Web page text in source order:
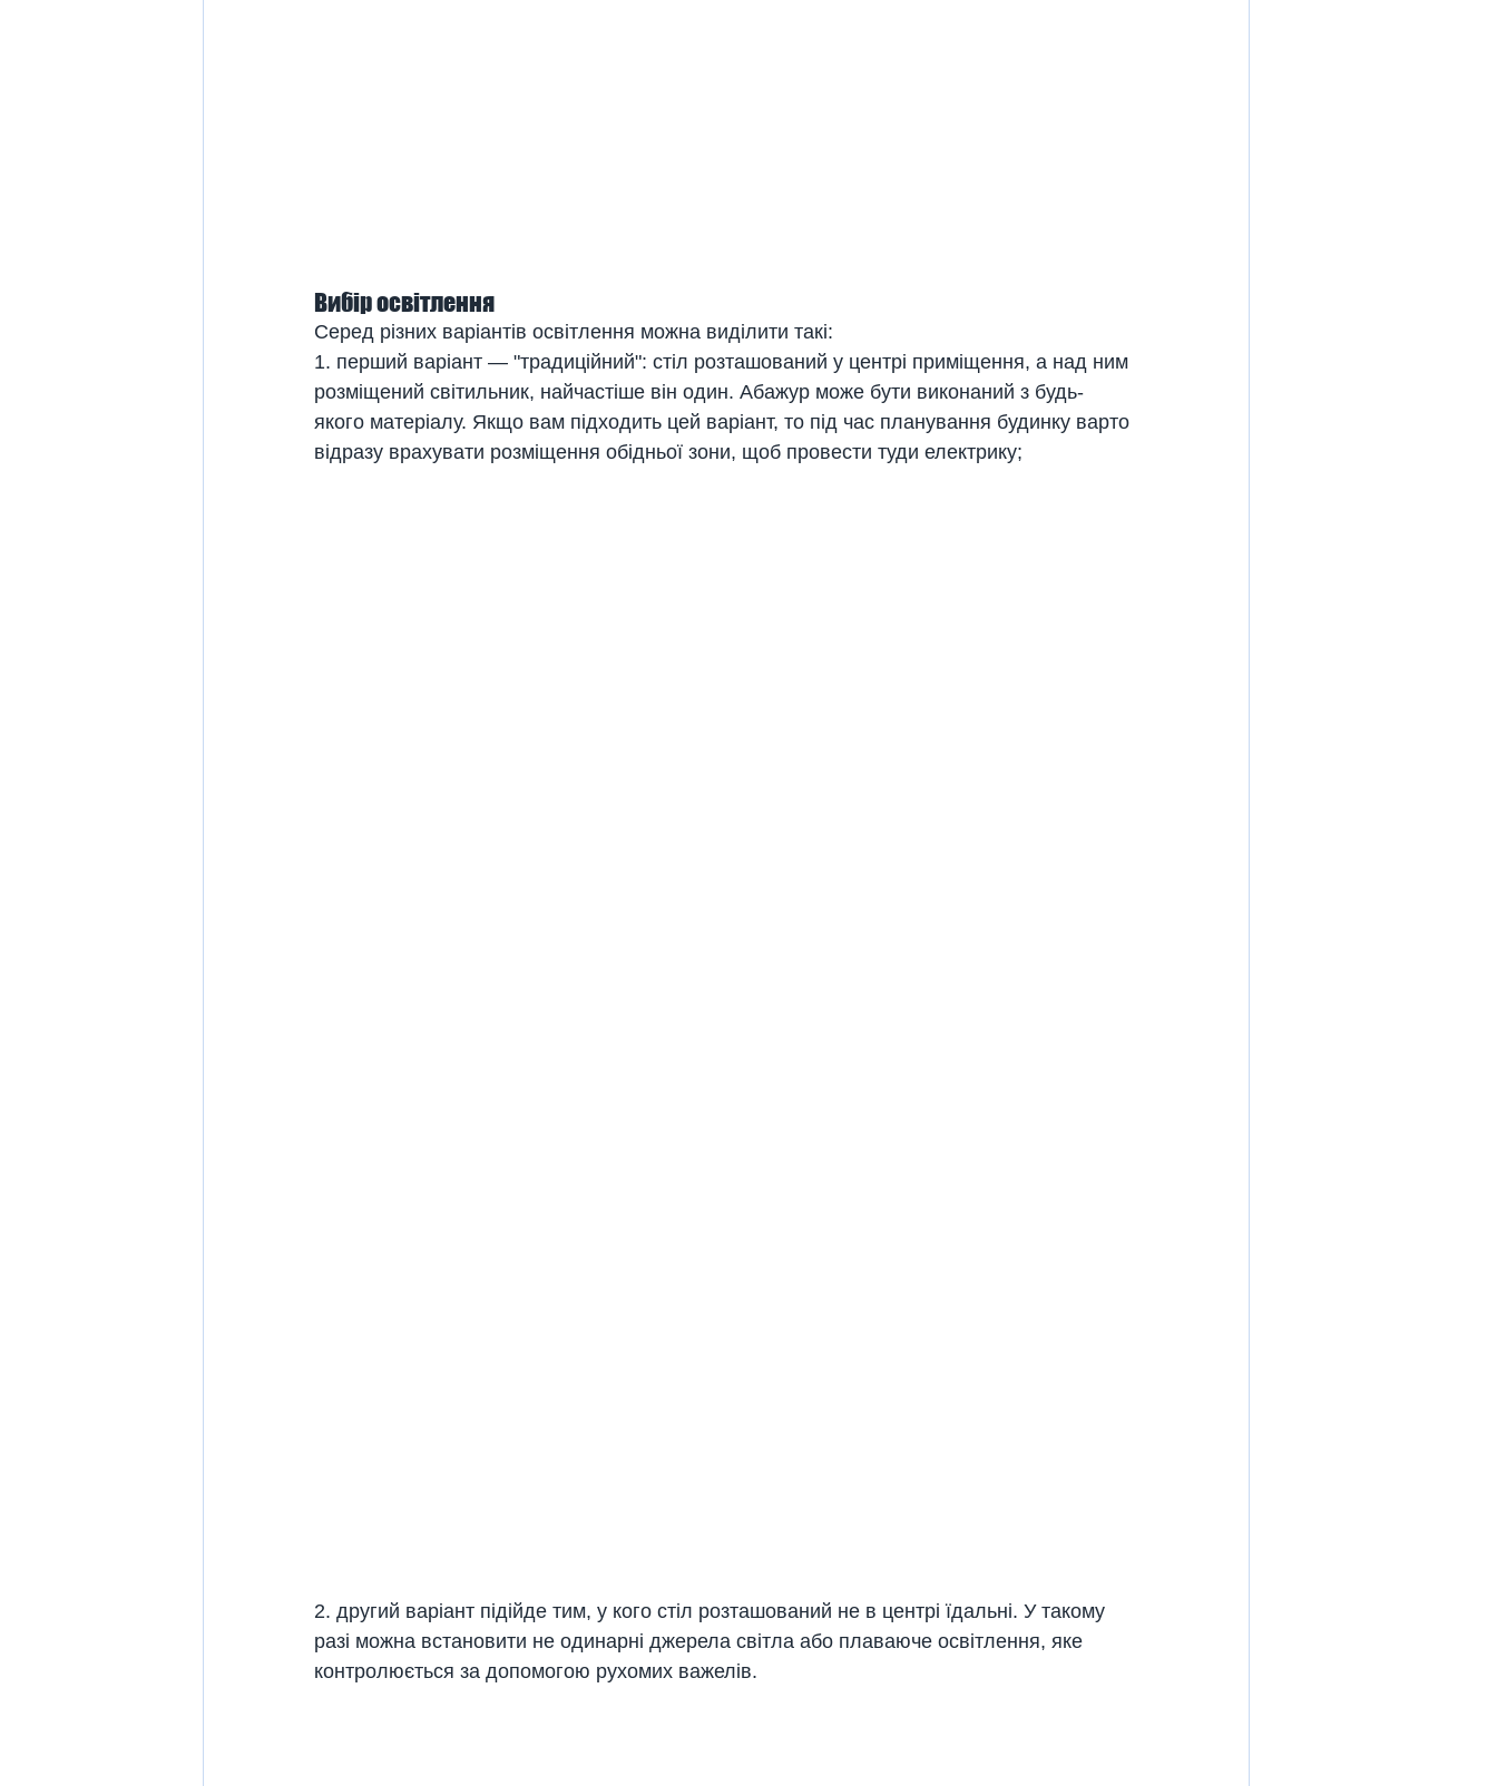
Вибір освітлення
Серед різних варіантів освітлення можна виділити такі:
1. перший варіант — "традиційний": стіл розташований у центрі приміщення, а над ним
розміщений світильник, найчастіше він один. Абажур може бути виконаний з будь-
якого матеріалу. Якщо вам підходить цей варіант, то під час планування будинку варто
відразу врахувати розміщення обідньої зони, щоб провести туди електрику;
2. другий варіант підійде тим, у кого стіл розташований не в центрі їдальні. У такому
разі можна встановити не одинарні джерела світла або плаваюче освітлення, яке
контролюється за допомогою рухомих важелів.